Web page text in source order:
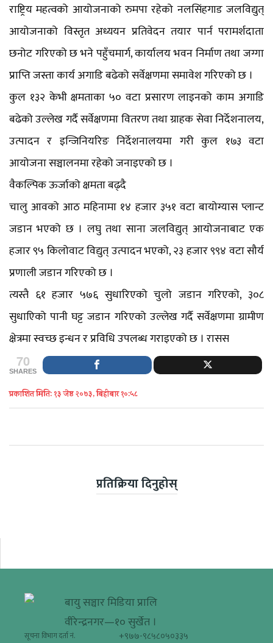
राष्ट्रिय महत्वको आयोजनाको रुमपा रहेको नलसिंहगाड जलविद्युत्
आयोजनाको विस्तृत अध्ययन प्रतिवेदन तयार पार्न परामर्शदाता
छनोट गरिएको छ भने पहुँचमार्ग, कार्यालय भवन निर्माण तथा जग्गा
प्राप्ति जस्ता कार्य अगाडि बढेको सर्वेक्षणमा समावेश गरिएको छ ।
कुल १३२ केभी क्षमताका ५० वटा प्रसारण लाइनको काम अगाडि
बढेको उल्लेख गर्दै सर्वेक्षणमा वितरण तथा ग्राहक सेवा निर्देशनालय,
उत्पादन र इन्जिनियरिङ निर्देशनालयमा गरी कुल १७३ वटा
आयोजना सञ्चालनमा रहेको जनाइएको छ ।
वैकल्पिक ऊर्जाको क्षमता बढ्दै
चालु आवको आठ महिनामा १४ हजार ३५१ वटा बायोग्यास प्लान्ट
जडान भएको छ । लघु तथा साना जलविद्युत् आयोजनाबाट एक
हजार ९५ किलोवाट विद्युत् उत्पादन भएको, २३ हजार ९९४ वटा सौर्य
प्रणाली जडान गरिएको छ ।
त्यस्तै ६१ हजार ५७६ सुधारिएको चुलो जडान गरिएको, ३०८
सुधाएिको पानी घट्ट जडान गरिएको उल्लेख गर्दै सर्वेक्षणमा ग्रामीण
क्षेत्रमा स्वच्छ इन्धन र प्रविधि उपलब्ध गराइएको छ । रासस
70
SHARES
प्रकाशित मिति: १३ जेष्ठ २०७३, बिहीबार १०:५८
प्रतिक्रिया दिनुहोस्
बायु सञ्चार मिडिया प्रालि
वीरेन्द्रनगर—१० सुर्खेत ।
सूचना विभाग दर्ता नं. +९७७-९८५८०५०३३५